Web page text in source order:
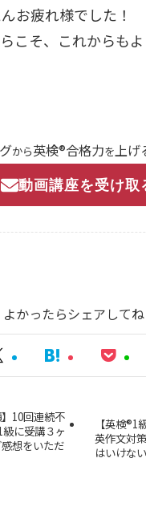
お疲れ様でした！
こそ、これからも
から英検®合格力を上げ
動画講座を受け取
よかったらシェアしてね
】10回連続不
に受講３ヶ
想をいただ
【英検®︎1
英作文対
はいけな